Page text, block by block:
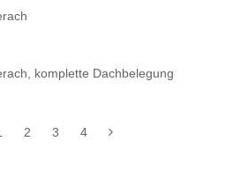
komplette Dachbelegung
2 3 4